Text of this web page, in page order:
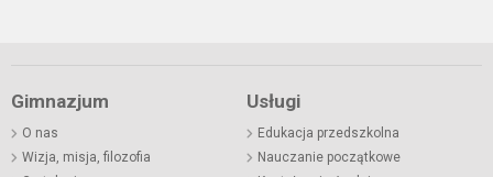
Gimnazjum
O nas
Wizja, misja, filozofia
Usługi
Edukacja przedszkolna
Nauczanie początkowe